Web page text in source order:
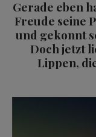
Gerade eben
Freude seine
und gekonnt
Doch jetzt
Lippen,